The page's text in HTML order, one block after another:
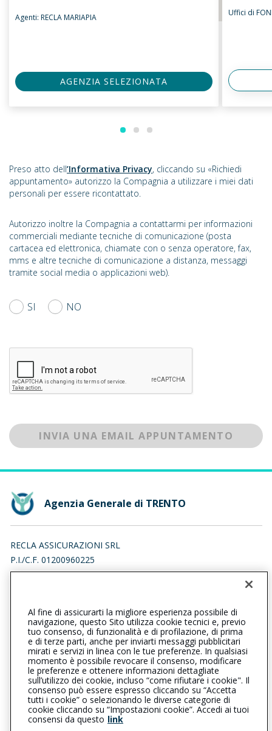
Agenti: RECLA MARIAPIA
AGENZIA SELEZIONATA
Uffici di
Preso atto dell’Informativa Privacy, cliccando su «Richiedi
appuntamento» autorizzo la Compagnia a utilizzare i miei dati
personali per essere ricontattato.
Autorizzo inoltre la Compagnia a contattarmi per informazioni
commerciali mediante tecniche di comunicazione (posta
cartacea ed elettronica, chiamate con o senza operatore, fax,
mms e altre tecniche di comunicazione a distanza, messaggi
tramite social media o applicazioni web).
SI NO
INVIA UNA EMAIL APPUNTAMENTO
Agenzia Generale di TRENTO
RECLA ASSICURAZIONI SRL
P.I./C.F. 01200960225
VIA DEL BRENNERO 13, 38122 TRENTO (TN)
0461824333 0461826682
trento@cattolica.it
reclaassicurazionisrl@pec.it
L’intermediario è soggetto al controllo dell’IVASS. Consulta il
Registro RUI al seguentelink
Al fine di assicurarti la migliore esperienza possibile di
navigazione, questo Sito utilizza cookie tecnici e, previo
tuo consenso, di funzionalità e di profilazione, di prima
e di terze parti, anche per inviarti messaggi pubblicitari
mirati e servizi in linea con le tue preferenze. In qualsiasi
momento è possibile revocare il consenso, modificare
le preferenze e ottenere informazioni dettagliate
sull’utilizzo dei cookie, incluso “come rifiutare i cookie". Il
consenso può essere espresso cliccando su “Accetta
tutti i cookie” o selezionando le diverse categorie di
cookie cliccando su “Impostazioni cookie”. Accedi ai tuoi
consensi da questo link